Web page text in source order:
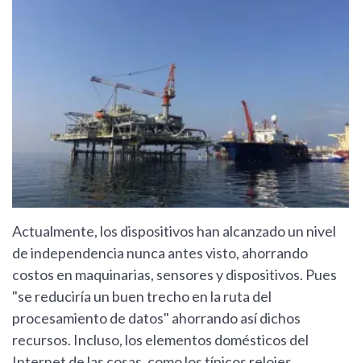
Actualmente, los dispositivos han alcanzado un nivel
de independencia nunca antes visto, ahorrando
costos en maquinarias, sensores y dispositivos. Pues
"se reduciría un buen trecho en la ruta del
procesamiento de datos" ahorrando así dichos
recursos. Incluso, los elementos domésticos del